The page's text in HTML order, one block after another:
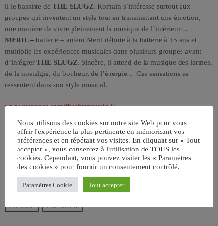
il le bassiste de THE SLUGZ. Romain s’intéresse surtout aux
groupes qui inventent un style tout en transmettant une émotion,
une manière de vivre pleinement la musique de l’intérieur…
MERIL – batterie – auteur Meril débute à la batterie à 15 ans et
multiplie les expériences musicales dans plusieurs groupes avant
d’intégrer THE SLUGZ. Sincère, il attend de la musique des larmes,
de la nostalgie, du bonheur, de l’énergie… Ces sensations se
ressentent dans son style musical.
www.myspace.com/theslugzmusic]]>
ÉCRIT PAR: JEAN-CLAUDE
FRANCE POP ROCK
Nous utilisons des cookies sur notre site Web pour vous
offrir l'expérience la plus pertinente en mémorisant vos
préférences et en répétant vos visites. En cliquant sur « Tout
accepter », vous consentez à l'utilisation de TOUS les
cookies. Cependant, vous pouvez visiter les « Paramètres
des cookies » pour fournir un consentement contrôlé.
Paramètres Cookie Tout accepter